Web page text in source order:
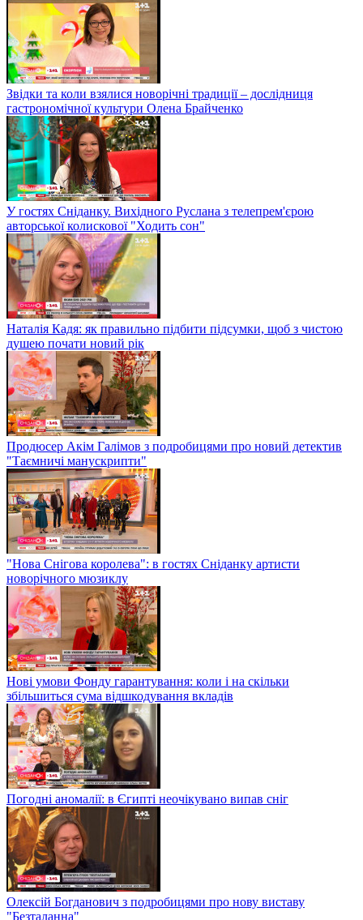
Звідки та коли взялися новорічні традиції – дослідниця
гастрономічної культури Олена Брайченко
У гостях Сніданку. Вихідного Руслана з телепрем'єрою
авторської колискової "Ходить сон"
Наталія Кадя: як правильно підбити підсумки, щоб з чистою
душею почати новий рік
Продюсер Акім Галімов з подробицями про новий детектив
"Таємничі манускрипти"
"Нова Снігова королева": в гостях Сніданку артисти
новорічного мюзиклу
Нові умови Фонду гарантування: коли і на скільки
збільшиться сума відшкодування вкладів
Погодні аномалії: в Єгипті неочікувано випав сніг
Олексій Богданович з подробицями про нову виставу
"Безталанна"